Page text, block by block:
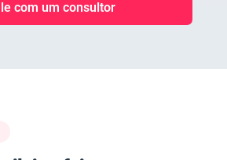
com um consultor